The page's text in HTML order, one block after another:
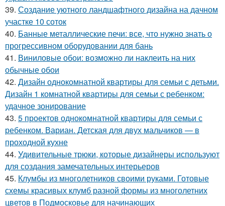
39. Создание уютного ландшафтного дизайна на дачном
участке 10 соток
40. Банные металлические печи: все, что нужно знать о
прогрессивном оборудовании для бань
41. Виниловые обои: возможно ли наклеить на них
обычные обои
42. Дизайн однокомнатной квартиры для семьи с детьми.
Дизайн 1 комнатной квартиры для семьи с ребенком:
удачное зонирование
43. 5 проектов однокомнатной квартиры для семьи с
ребенком. Вариан. Детская для двух мальчиков — в
проходной кухне
44. Удивительные трюки, которые дизайнеры используют
для создания замечательных интерьеров
45. Клумбы из многолетников своими руками. Готовые
схемы красивых клумб разной формы из многолетних
цветов в Подмосковье для начинающих